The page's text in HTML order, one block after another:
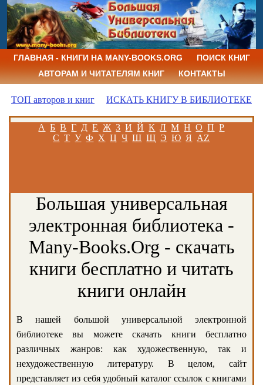
ГЛАВНАЯ - КНИГИ НА MANY-BOOKS.ORG
ПОИСК КНИГ
АВТОРАМ И ЧИТАТЕЛЯМ КНИГ
КОНТАКТЫ
ТОП авторов и книг ИСКАТЬ КНИГУ В БИБЛИОТЕКЕ
А Б В Г Д Е Ж З И Й К Л М Н О П Р
С Т У Ф Х Ц Ч Ш Щ Э Ю Я AZ
Большая универсальная
электронная библиотека -
Many-Books.Org - скачать
книги бесплатно и читать
книги онлайн
В нашей большой универсальной электронной
библиотеке вы можете скачать книги бесплатно
различных жанров: как художественную, так и
нехудожественную литературу. В целом, сайт
представляет из себя удобный каталог ссылок с книгами